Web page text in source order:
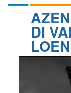
CALENDARIO
OSCAR
DI